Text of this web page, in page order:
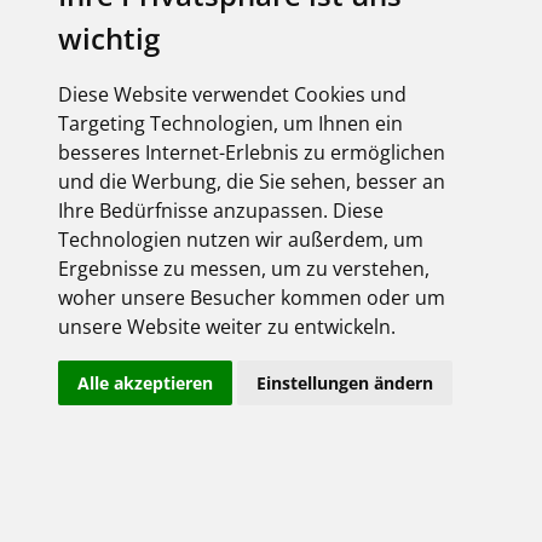
wichtig
Diese Website verwendet Cookies und
Targeting Technologien, um Ihnen ein
besseres Internet-Erlebnis zu ermöglichen
und die Werbung, die Sie sehen, besser an
Ihre Bedürfnisse anzupassen. Diese
Technologien nutzen wir außerdem, um
Ergebnisse zu messen, um zu verstehen,
woher unsere Besucher kommen oder um
unsere Website weiter zu entwickeln.
Alle akzeptieren Einstellungen ändern
Ästhetisch, funktional und nachhaltig:
Das neue Hager Schaltersystem vereint
Funktionalität mit Nachhaltigkeit: Cradle to Cradle
Certified®Full Scope Bronze Zertifizierung nach
Version 4.1 und 50 % recyceltem Material in allen
Kunststoffteilen im Standardsortiment
unterstreichen unseren ökologischen Anspruch.
Ein strukturiertes Portfolio sorgt für
Übersichtlichkeit und Effizienz. Optisch wie
funktional überzeugt das System gleichermaßen
und eignet sich für Neubauten wie für
Renovierungen.
NEUES